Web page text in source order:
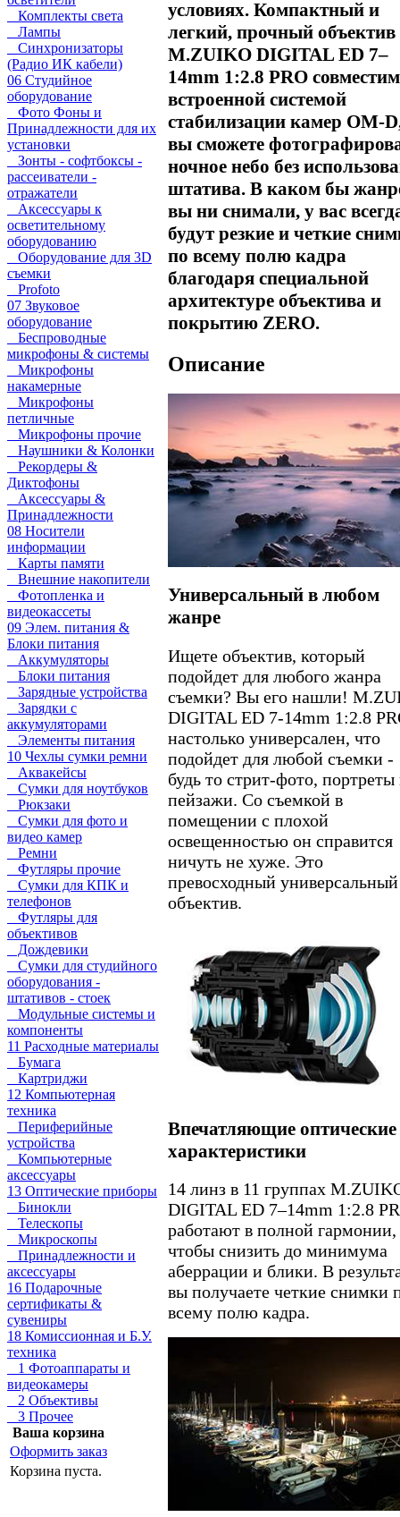
Комплекты света
Лампы
Синхронизаторы
(Радио ИК кабели)
06 Студийное
оборудование
Фото Фоны и
Принадлежности для их
установки
Зонты - софтбоксы -
рассеиватели -
отражатели
Аксессуары к
осветительному
оборудованию
Оборудование для 3D
съемки
Profoto
07 Звуковое
оборудование
Беспроводные
микрофоны & системы
Микрофоны
накамерные
Микрофоны
петличные
Микрофоны прочие
Наушники & Колонки
Рекордеры &
Диктофоны
Аксессуары &
Принадлежности
08 Носители
информации
Карты памяти
Внешние накопители
Фотопленка и
видеокассеты
09 Элем. питания &
Блоки питания
Аккумуляторы
Блоки питания
Зарядные устройства
Зарядки с
аккумуляторами
Элементы питания
10 Чехлы сумки ремни
Аквакейсы
Сумки для ноутбуков
Рюкзаки
Сумки для фото и
видео камер
Ремни
Футляры прочие
Сумки для КПК и
телефонов
Футляры для
объективов
Дождевики
Сумки для студийного
оборудования -
штативов - стоек
Модульные системы и
компоненты
11 Расходные материалы
Бумага
Картриджи
12 Компьютерная
техника
Периферийные
устройства
Компьютерные
аксессуары
13 Оптические приборы
Бинокли
Телескопы
Микроскопы
Принадлежности и
аксессуары
16 Подарочные
сертификаты &
сувениры
18 Комиссионная и Б.У.
техника
1 Фотоаппараты и
видеокамеры
2 Объективы
3 Прочее
Ваша корзина
Оформить заказ
Корзина пуста.
условиях. Компактный и
легкий, прочный объектив
M.ZUIKO DIGITAL ED 7–
14mm 1:2.8 PRO
встроенной системой
стабилизации камер OM-
вы сможете
ночное небо без
штатива. В каком бы
вы ни снимали, у вас
будут резкие и четкие
по всему полю кадра
благодаря специальной
архитектуре объектива и
покрытию ZERO.
Описание
Универсальный в любом
жанре
Ищете объектив, который
подойдет для любого жанра
съемки? Вы его нашли!
DIGITAL ED 7‑14mm 1:2.8
настолько универсален, что
подойдет для любой съемки -
будь то стрит-фото,
пейзажи. Со съемкой в
помещении с плохой
освещенностью он справится
ничуть не хуже. Это
превосходный универсальный
объектив.
Впечатляющие оптические
характеристики
14 линз в 11 группах
DIGITAL ED 7–14mm 1:2.8
работают в полной гармонии,
чтобы снизить до минимума
аберрации и блики. В
вы получаете четкие снимки
всему полю кадра.